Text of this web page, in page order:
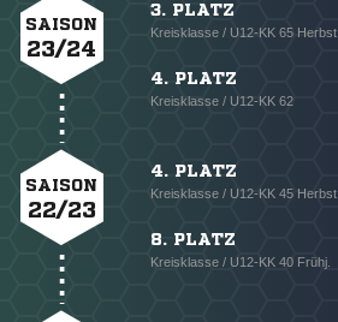
SAISON
23/24
3. PLATZ
Kreisklasse / U12-KK 65 Herbst
4. PLATZ
Kreisklasse / U12-KK 62
SAISON
22/23
4. PLATZ
Kreisklasse / U12-KK 45 Herbst
8. PLATZ
Kreisklasse / U12-KK 40 Frühj.